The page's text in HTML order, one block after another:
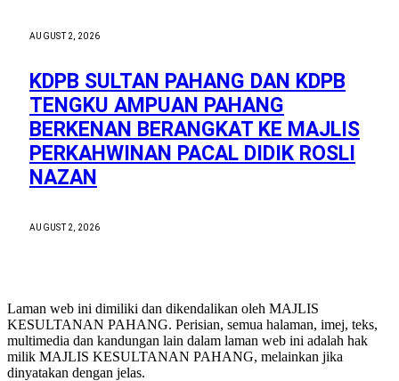
AUGUST 2, 2026
KDPB SULTAN PAHANG DAN KDPB
TENGKU AMPUAN PAHANG
BERKENAN BERANGKAT KE MAJLIS
PERKAHWINAN PACAL DIDIK ROSLI
NAZAN
AUGUST 2, 2026
Laman web ini dimiliki dan dikendalikan oleh MAJLIS
KESULTANAN PAHANG. Perisian, semua halaman, imej, teks,
multimedia dan kandungan lain dalam laman web ini adalah hak
milik MAJLIS KESULTANAN PAHANG, melainkan jika
dinyatakan dengan jelas.